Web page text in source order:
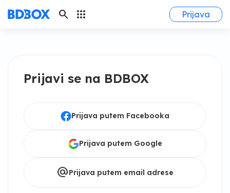
search apps Prijava
Prijavi se na BDBOX
Prijava putem Facebooka
Prijava putem Google
alternate_emailPrijava putem email adrese